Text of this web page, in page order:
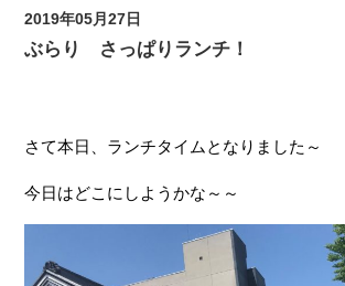
まちなか散歩帖
遊休不動産活用事業
2019年05月27日
ぶらり さっぱりランチ！
さて本日、ランチタイムとなりました～
今日はどこにしようかな～～